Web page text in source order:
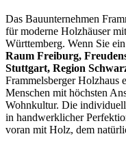
Das Bauunternehmen
für moderne Holzhäuser
Württemberg. Wenn Sie ein
Raum Freiburg,
Stuttgart, Region
Frammelsberger Holzhaus
Menschen mit höchsten
Wohnkultur. Die
in handwerklicher
voran mit Holz, dem